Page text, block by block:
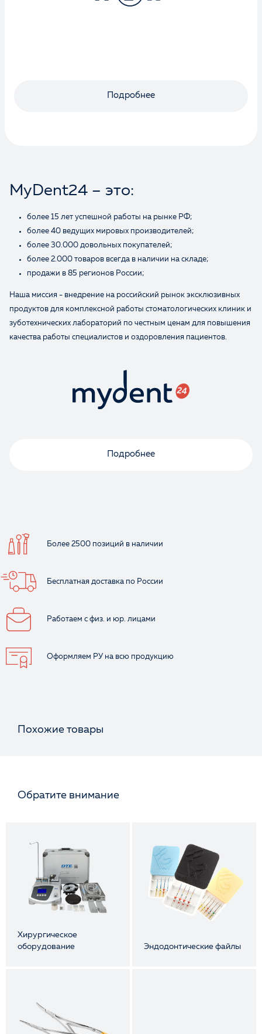
Подробнее
MyDent24 – это:
более 15 лет успешной работы на рынке РФ;
более 40 ведущих мировых производителей;
более 30.000 довольных покупателей;
более 2.000 товаров всегда в наличии на складе;
продажи в 85 регионов России;
Наша миссия - внедрение на российский рынок эксклюзивных
продуктов для комплексной работы стоматологических клиник и
зуботехнических лабораторий по честным ценам для повышения
качества работы специалистов и оздоровления пациентов.
Подробнее
Более 2500 позиций в наличии
Бесплатная доставка по России
Работаем с физ. и юр. лицами
Оформляем РУ на всю продукцию
Похожие товары
Обратите внимание
Хирургическое
оборудование
Эндодонтические файлы
Ваше имя